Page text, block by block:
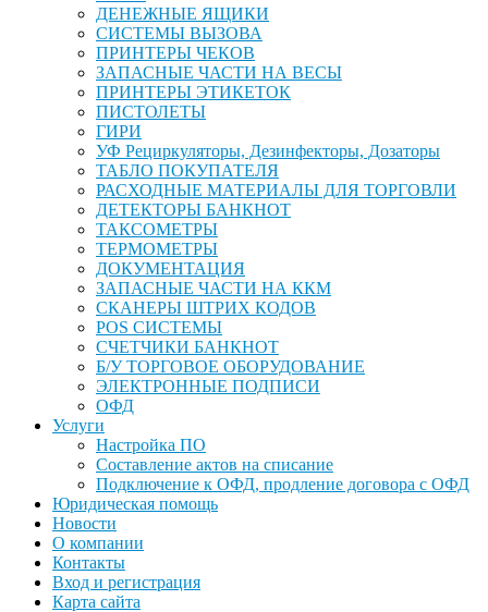
ДЕНЕЖНЫЕ ЯЩИКИ
СИСТЕМЫ ВЫЗОВА
ПРИНТЕРЫ ЧЕКОВ
ЗАПАСНЫЕ ЧАСТИ НА ВЕСЫ
ПРИНТЕРЫ ЭТИКЕТОК
ПИСТОЛЕТЫ
ГИРИ
УФ Рециркуляторы, Дезинфекторы, Дозаторы
ТАБЛО ПОКУПАТЕЛЯ
РАСХОДНЫЕ МАТЕРИАЛЫ ДЛЯ ТОРГОВЛИ
ДЕТЕКТОРЫ БАНКНОТ
ТАКСОМЕТРЫ
ТЕРМОМЕТРЫ
ДОКУМЕНТАЦИЯ
ЗАПАСНЫЕ ЧАСТИ НА ККМ
СКАНЕРЫ ШТРИХ КОДОВ
POS СИСТЕМЫ
СЧЕТЧИКИ БАНКНОТ
Б/У ТОРГОВОЕ ОБОРУДОВАНИЕ
ЭЛЕКТРОННЫЕ ПОДПИСИ
ОФД
Услуги
Настройка ПО
Составление актов на списание
Подключение к ОФД, продление договора с ОФД
Юридическая помощь
Новости
О компании
Контакты
Вход и регистрация
Карта сайта